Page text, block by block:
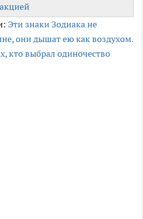
Эти знаки Зодиака не
они дышат ею как воздухом.
кто выбрал одиночество